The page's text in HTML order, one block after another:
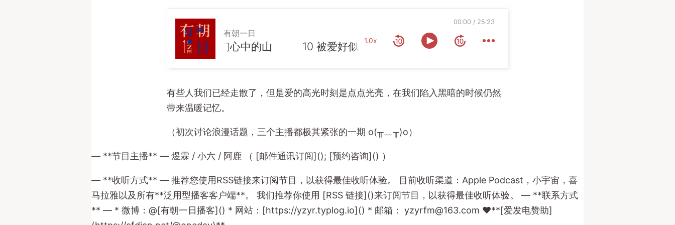
有朝一日
10 被爱好似有靠山 | 说说我们心中的山 1.0x
00:00 25:23
有些人我们已经走散了，但是爱的高光时刻是点点光亮，在我们陷入黑暗的时候仍然
带来温暖记忆。
（初次讨论浪漫话题，三个主播都极其紧张的一期 o(╥﹏╥)o）
— **节目主播** — 煜霖 / 小六 / 阿鹿 （ [邮件通讯订阅](); [预约咨询]() ）
— **收听方式** — 推荐您使用RSS链接来订阅节目，以获得最佳收听体验。 目前收听渠道：Apple Podcast，小宇宙，喜
马拉雅以及所有**泛用型播客客户端**。 我们推荐你使用 [RSS 链接]()来订阅节目，以获得最佳收听体验。 — **联系方式
** — * 微博：@[有朝一日播客]() * 网站：[https://yzyr.typlog.io]() * 邮箱： yzyrfm@163.com ❤️**[爱发电赞助]